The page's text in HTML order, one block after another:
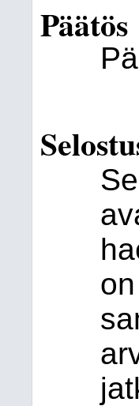
Päätös